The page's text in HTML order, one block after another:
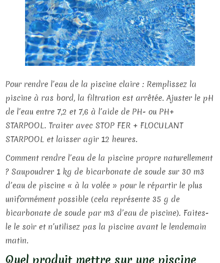
Pour rendre l’eau de la piscine claire : Remplissez la
piscine à ras bord, la filtration est arrêtée. Ajuster le pH
de l’eau entre 7,2 et 7,6 à l’aide de PH- ou PH+
STARPOOL. Traiter avec STOP FER + FLOCULANT
STARPOOL et laisser agir 12 heures.
Comment rendre l’eau de la piscine propre naturellement
? Saupoudrer 1 kg de bicarbonate de soude sur 30 m3
d’eau de piscine « à la volée » pour le répartir le plus
uniformément possible (cela représente 35 g de
bicarbonate de soude par m3 d’eau de piscine). Faites-
le le soir et n’utilisez pas la piscine avant le lendemain
matin.